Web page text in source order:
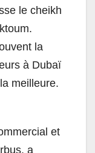
le cheikh
la
à Dubaï
meilleure.
et
a